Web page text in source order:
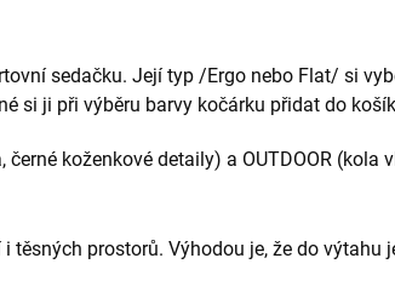
sedačku. Její typ /Ergo nebo Flat/ si
si ji při výběru barvy kočárku přidat do
koženkové detaily) a OUTDOOR (kola
těsných prostorů. Výhodou je, že do výtahu